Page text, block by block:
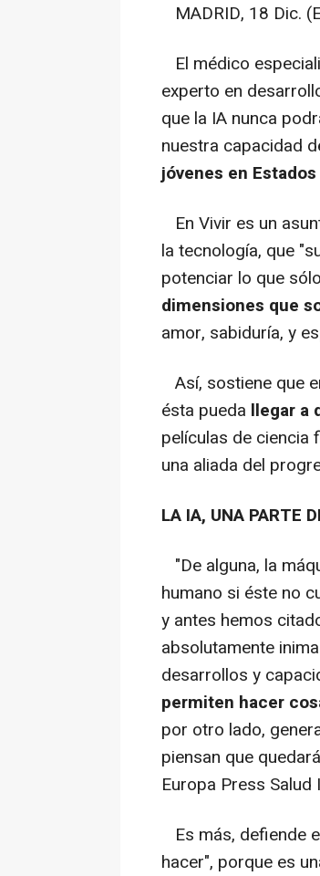
MADRID, 18 Dic.
El médico
experto en
que la IA nunca
nuestra capacidad
jóvenes en
En Vivir es un
la tecnología, que
potenciar lo que
dimensiones que
amor, sabiduría, y
Así, sostiene que
ésta pueda llegar a
películas de ciencia
una aliada del
LA IA, UNA PARTE
"De alguna, la
humano si éste no
y antes hemos
absolutamente
desarrollos y
permiten hacer
por otro lado,
piensan que
Europa Press Salud
Es más, defiende
hacer", porque es